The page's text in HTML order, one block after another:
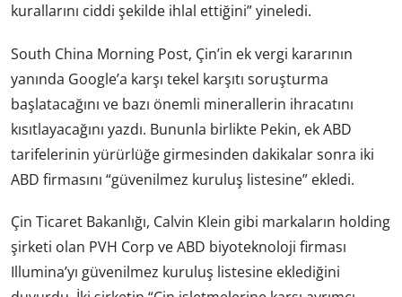
kurallarını ciddi şekilde ihlal ettiğini” yineledi.
South China Morning Post, Çin’in ek vergi kararının
yanında Google’a karşı tekel karşıtı soruşturma
başlatacağını ve bazı önemli minerallerin ihracatını
kısıtlayacağını yazdı. Bununla birlikte Pekin, ek ABD
tarifelerinin yürürlüğe girmesinden dakikalar sonra iki
ABD firmasını “güvenilmez kuruluş listesine” ekledi.
Çin Ticaret Bakanlığı, Calvin Klein gibi markaların holding
şirketi olan PVH Corp ve ABD biyoteknoloji firması
Illumina’yı güvenilmez kuruluş listesine eklediğini